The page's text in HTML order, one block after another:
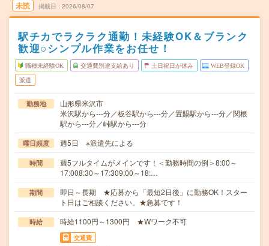
未読 掲載日 2026/08/07
駅チカでラクラク通勤！未経験OK＆ブランク
歓迎○シンプル作業をお任せ！
職種未経験OK 交通費別途支給あり 土日祝日が休み WEB登録OK
派遣
勤務地
山形県米沢市
米沢駅から---分／板谷駅から---分／置賜駅から---分／関根
駅から---分／峠駅から---分
曜日頻度 週5日 ※派遣先による
時間
週5フルタイムがメインです！＜勤務時間の例＞8:00～
17:008:30～17:309:00～18:…
期間
即日～長期 ★応募から「最短2日後」に勤務OK！スター
ト日はご相談ください。★急募です！
時給 時給1100円～1300円 ★Wワーク不可
交通費